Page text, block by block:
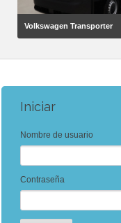
Volkswagen Transporter
Iniciar
Nombre de usuario
Contraseña